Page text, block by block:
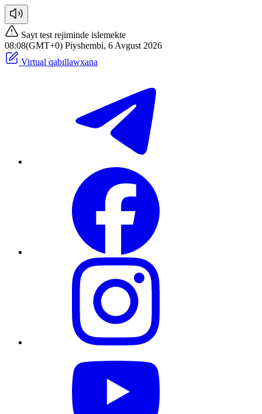
Sayt test rejiminde islemekte
08:08(GMT+0) Piyshembi, 6 Avgust 2026
Virtual qabıllawxana